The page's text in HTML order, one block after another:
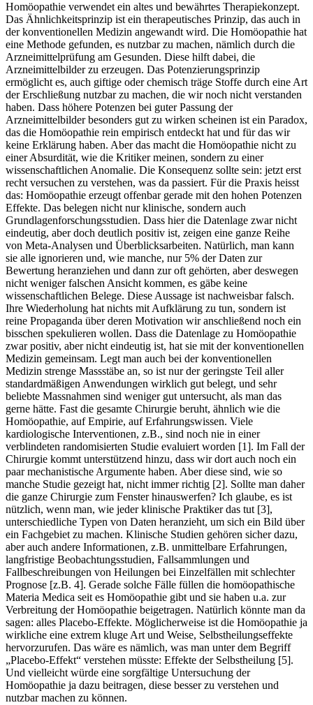
Homöopathie verwendet ein altes und bewährtes Therapiekonzept.
Das Ähnlichkeitsprinzip ist ein therapeutisches Prinzip, das auch in
der konventionellen Medizin angewandt wird. Die Homöopathie hat
eine Methode gefunden, es nutzbar zu machen, nämlich durch die
Arzneimittelprüfung am Gesunden. Diese hilft dabei, die
Arzneimittelbilder zu erzeugen. Das Potenzierungsprinzip
ermöglicht es, auch giftige oder chemisch träge Stoffe durch eine Art
der Erschließung nutzbar zu machen, die wir noch nicht verstanden
haben. Dass höhere Potenzen bei guter Passung der
Arzneimittelbilder besonders gut zu wirken scheinen ist ein Paradox,
das die Homöopathie rein empirisch entdeckt hat und für das wir
keine Erklärung haben. Aber das macht die Homöopathie nicht zu
einer Absurdität, wie die Kritiker meinen, sondern zu einer
wissenschaftlichen Anomalie. Die Konsequenz sollte sein: jetzt erst
recht versuchen zu verstehen, was da passiert. Für die Praxis heisst
das: Homöopathie erzeugt offenbar gerade mit den hohen Potenzen
Effekte. Das belegen nicht nur klinische, sondern auch
Grundlagenforschungsstudien. Dass hier die Datenlage zwar nicht
eindeutig, aber doch deutlich positiv ist, zeigen eine ganze Reihe
von Meta-Analysen und Überblicksarbeiten. Natürlich, man kann
sie alle ignorieren und, wie manche, nur 5% der Daten zur
Bewertung heranziehen und dann zur oft gehörten, aber deswegen
nicht weniger falschen Ansicht kommen, es gäbe keine
wissenschaftlichen Belege. Diese Aussage ist nachweisbar falsch.
Ihre Wiederholung hat nichts mit Aufklärung zu tun, sondern ist
reine Propaganda über deren Motivation wir anschließend noch ein
bisschen spekulieren wollen. Dass die Datenlage zu Homöopathie
zwar positiv, aber nicht eindeutig ist, hat sie mit der konventionellen
Medizin gemeinsam. Legt man auch bei der konventionellen
Medizin strenge Massstäbe an, so ist nur der geringste Teil aller
standardmäßigen Anwendungen wirklich gut belegt, und sehr
beliebte Massnahmen sind weniger gut untersucht, als man das
gerne hätte. Fast die gesamte Chirurgie beruht, ähnlich wie die
Homöopathie, auf Empirie, auf Erfahrungswissen. Viele
kardiologische Interventionen, z.B., sind noch nie in einer
verblindeten randomisierten Studie evaluiert worden [1]. Im Fall der
Chirurgie kommt unterstützend hinzu, dass wir dort auch noch ein
paar mechanistische Argumente haben. Aber diese sind, wie so
manche Studie gezeigt hat, nicht immer richtig [2]. Sollte man daher
die ganze Chirurgie zum Fenster hinauswerfen? Ich glaube, es ist
nützlich, wenn man, wie jeder klinische Praktiker das tut [3],
unterschiedliche Typen von Daten heranzieht, um sich ein Bild über
ein Fachgebiet zu machen. Klinische Studien gehören sicher dazu,
aber auch andere Informationen, z.B. unmittelbare Erfahrungen,
langfristige Beobachtungsstudien, Fallsammlungen und
Fallbeschreibungen von Heilungen bei Einzelfällen mit schlechter
Prognose [z.B. 4]. Gerade solche Fälle füllen die homöopathische
Materia Medica seit es Homöopathie gibt und sie haben u.a. zur
Verbreitung der Homöopathie beigetragen. Natürlich könnte man da
sagen: alles Placebo-Effekte. Möglicherweise ist die Homöopathie ja
wirkliche eine extrem kluge Art und Weise, Selbstheilungseffekte
hervorzurufen. Das wäre es nämlich, was man unter dem Begriff
„Placebo-Effekt“ verstehen müsste: Effekte der Selbstheilung [5].
Und vielleicht würde eine sorgfältige Untersuchung der
Homöopathie ja dazu beitragen, diese besser zu verstehen und
nutzbar machen zu können.